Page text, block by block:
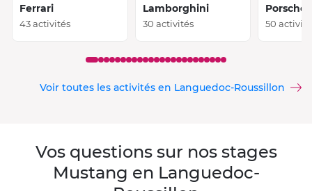
Ferrari
43 activités
Lamborghini
30 activités
Porsche
50
Voir toutes les activités en Languedoc-Roussillon
Vos questions sur nos stages
Mustang en Languedoc-